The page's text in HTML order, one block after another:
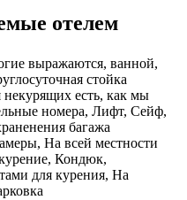
отелем
выражаются, ванной,
стойка
некурящих есть, как мы
номера, Лифт, Сейф,
багажа
На всей местности
Кондюк,
для курения, На